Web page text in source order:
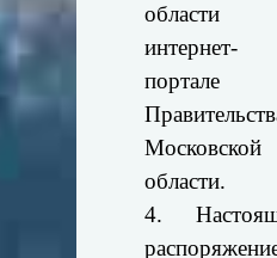
интернет-
портале
Московской
области.
4.